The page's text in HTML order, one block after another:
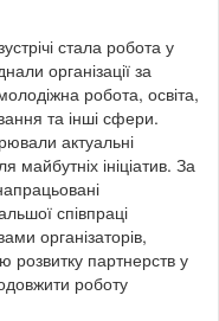
стала робота у
організації за
робота, освіта,
та інші сфери.
актуальні
майбутніх ініціатив. За
співпраці
організаторів,
розвитку партнерств у
роботу